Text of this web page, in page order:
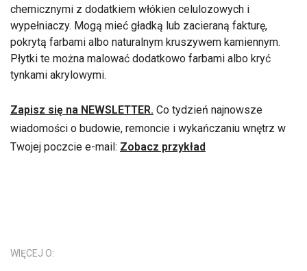
chemicznymi z dodatkiem włókien celulozowych i
wypełniaczy. Mogą mieć gładką lub zacieraną fakturę,
pokrytą farbami albo naturalnym kruszywem kamiennym.
Płytki te można malować dodatkowo farbami albo kryć
tynkami akrylowymi.
Zapisz się na NEWSLETTER. Co tydzień najnowsze
wiadomości o budowie, remoncie i wykańczaniu wnętrz w
Twojej poczcie e-mail: Zobacz przykład
WIĘCEJ O: